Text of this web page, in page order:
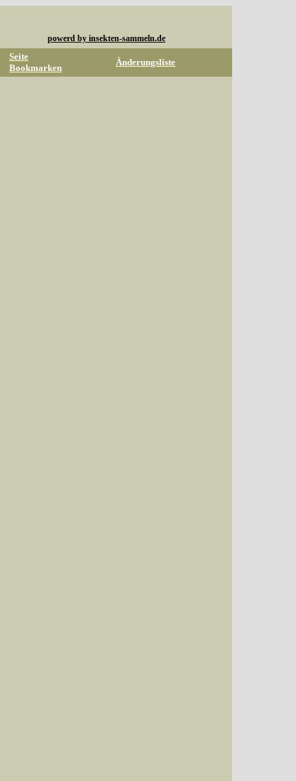
powerd by insekten-sammeln.de
Seite
Bookmarken
Änderungsliste